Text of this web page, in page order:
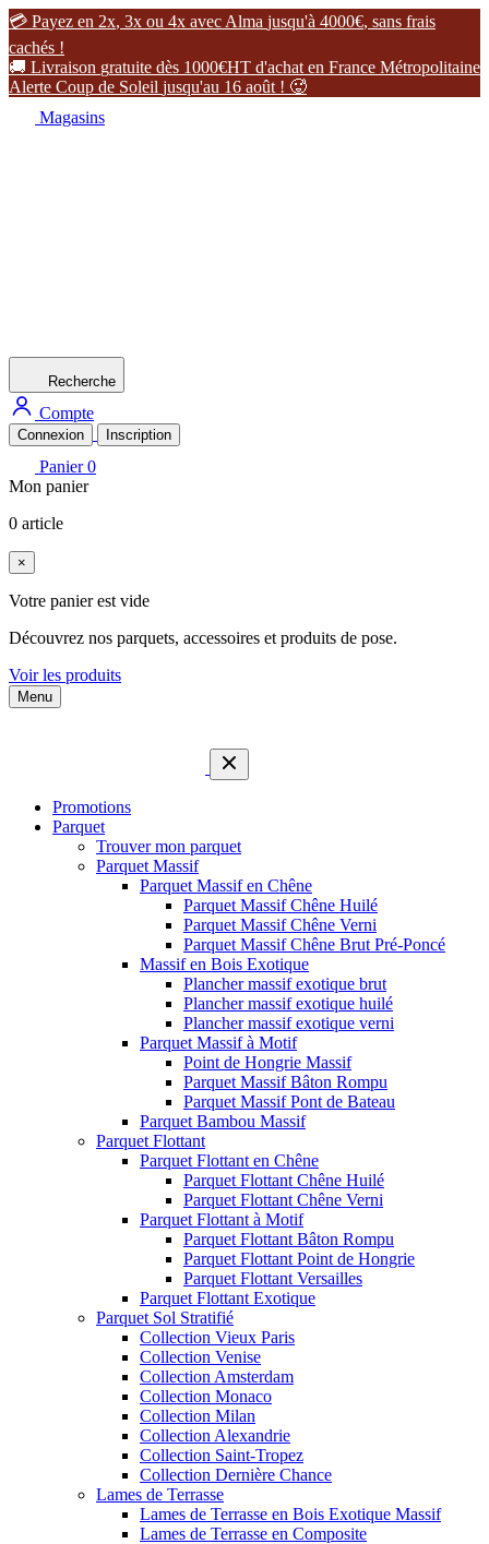
 Payez en 2x, 3x ou 4x avec Alma jusqu'à 4000€, sans frais
cachés !
 Livraison gratuite dès 1000€HT d'achat en France Métropolitaine
Alerte Coup de Soleil jusqu'au 16 août ! 
Magasins
Recherche
Compte
Connexion Inscription
Panier 0
Mon panier
0 article
×
Votre panier est vide
Découvrez nos parquets, accessoires et produits de pose.
Voir les produits
Menu
Promotions
Parquet
Trouver mon parquet
Parquet Massif
Parquet Massif en Chêne
Parquet Massif Chêne Huilé
Parquet Massif Chêne Verni
Parquet Massif Chêne Brut Pré-Poncé
Massif en Bois Exotique
Plancher massif exotique brut
Plancher massif exotique huilé
Plancher massif exotique verni
Parquet Massif à Motif
Point de Hongrie Massif
Parquet Massif Bâton Rompu
Parquet Massif Pont de Bateau
Parquet Bambou Massif
Parquet Flottant
Parquet Flottant en Chêne
Parquet Flottant Chêne Huilé
Parquet Flottant Chêne Verni
Parquet Flottant à Motif
Parquet Flottant Bâton Rompu
Parquet Flottant Point de Hongrie
Parquet Flottant Versailles
Parquet Flottant Exotique
Parquet Sol Stratifié
Collection Vieux Paris
Collection Venise
Collection Amsterdam
Collection Monaco
Collection Milan
Collection Alexandrie
Collection Saint-Tropez
Collection Dernière Chance
Lames de Terrasse
Lames de Terrasse en Bois Exotique Massif
Lames de Terrasse en Composite